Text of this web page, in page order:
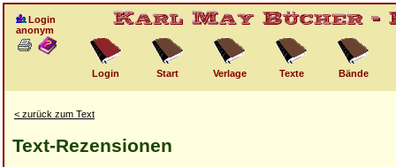
Login
anonym
Login Start Verlage Texte Bände
< zurück zum Text
Text-Rezensionen